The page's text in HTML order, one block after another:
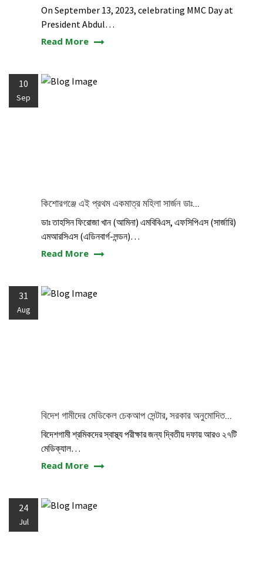
On September 13, 2023, celebrating MMC Day at
President Abdul…
Read More
10
Sep
কিশোরগঞ্জে এই প্রথম একমাত্র মহিলা সার্জন ডাঃ...
ডাঃ তাহসিন ফিরোজা খান (আমিনা) এমবিবিএস, এফসিপিএস (সার্জারি)
এমআরসিএস (এডিনবার্গ-লন্ডন)…
Read More
31
Aug
বিদেশ গামীদের মেডিকেল চেকআপ সেন্টার, সরকার অনুমোদিত...
বিদেশগামী শ্রমিকদের স্বাস্থ্য পরীক্ষার জন্য দ্বিতীয় দফায় আরও ২৭টি
মেডিক্যাল…
Read More
24
Jul